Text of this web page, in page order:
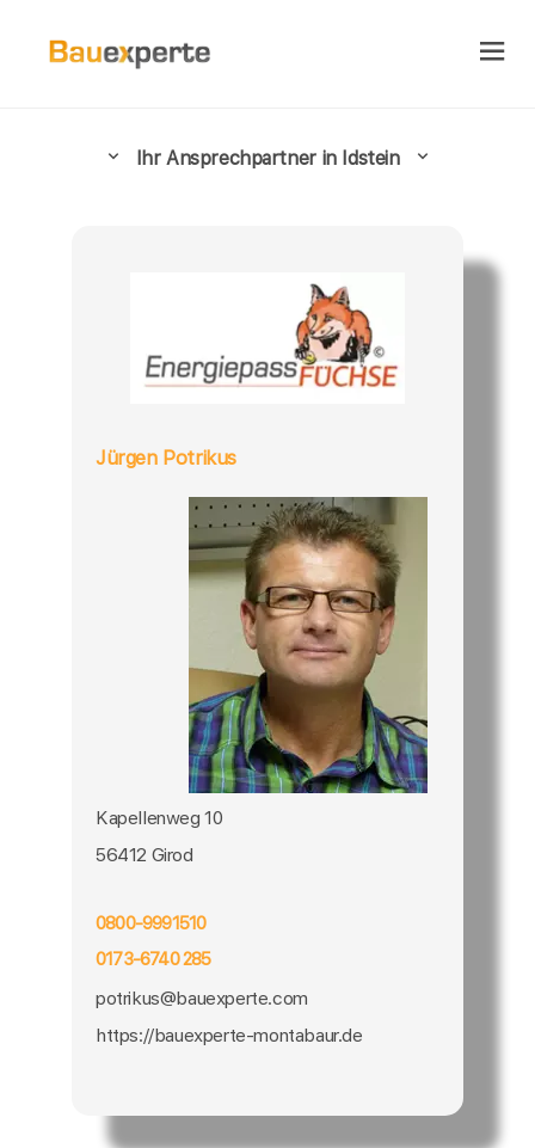
Ihr Ansprechpartner in Idstein
Jürgen Potrikus
Kapellenweg 10
56412 Girod
0800-9991510
0173-6740 285
potrikus@bauexperte.com
https://bauexperte-montabaur.de